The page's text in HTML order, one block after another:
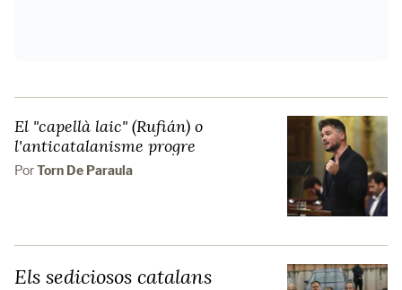
El "capellà laic" (Rufián) o
l'anticatalanisme progre
PorTorn De Paraula
Els sediciosos catalans